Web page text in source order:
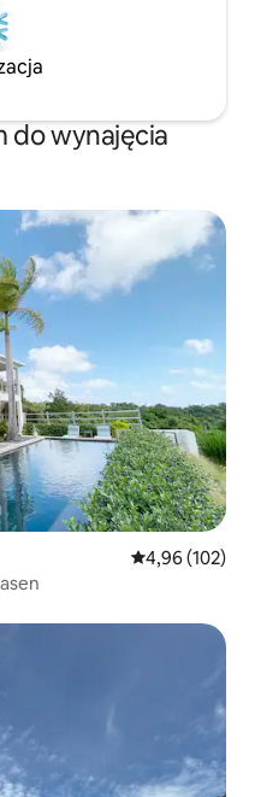
do wynajęcia
gości
Średnia
4,96 (102)